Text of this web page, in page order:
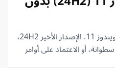
يقدم هذا المقال طريقة لتثبيت ويندوز 11، الإصدار الأخير 24H2،
أو الاعتماد على أوامر